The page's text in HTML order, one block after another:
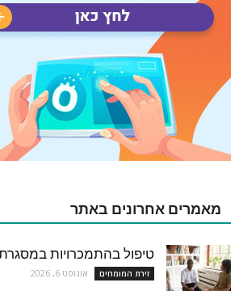
מאמרים אחרונים באתר
טיפול בהתמכרויות
זירת המומחים אוגוסט 6, 2026